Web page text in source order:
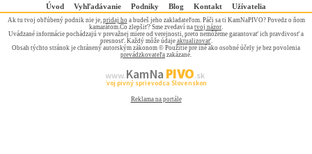
Úvod Vyhľadávanie Podniky Blog Kontakt Užívatelia
Ak tu tvoj obľúbený podnik nie je, pridaj hoa budeš jeho zakladateľom. Páči sa ti KamNaPIVO? Povedz o ňom
kamarátom.Čo zlepšiť? Sme zvedaví na tvoj názor.
Uvádzané informácie pochádzajú v prevažnej miere od verejnosti, preto nemôžeme garantovať ich pravdivosť a
presnosť. Každý môže údaje aktualizovať.
Obsah týchto stránok je chránený autorským zákonom © Použitie pre iné ako osobné účely je bez povolenia
prevádzkovateľa zakázané.
www.Kam Na PIVO.sk
Tvoj pivný sprievodca Slovenskom
Reklama na portále